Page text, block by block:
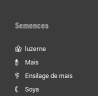
Semences
luzerne
Mais
Ensilage de mais
Soya